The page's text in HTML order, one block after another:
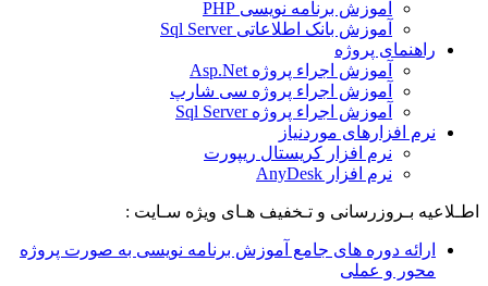
آموزش برنامه نویسی PHP
آموزش بانک اطلاعاتی Sql Server
راهنمای پروژه
آموزش اجراء پروژه Asp.Net
آموزش اجراء پروژه سی شارپ
آموزش اجراء پروژه Sql Server
نرم افزارهای موردنیاز
نرم افزار کریستال ریپورت
نرم افزار AnyDesk
بـروزرسانی و تـخفیف هـای ویژه سـایت :
ارائه دوره های جامع آموزش برنامه نویسی به صورت پروژه
محور و عملی